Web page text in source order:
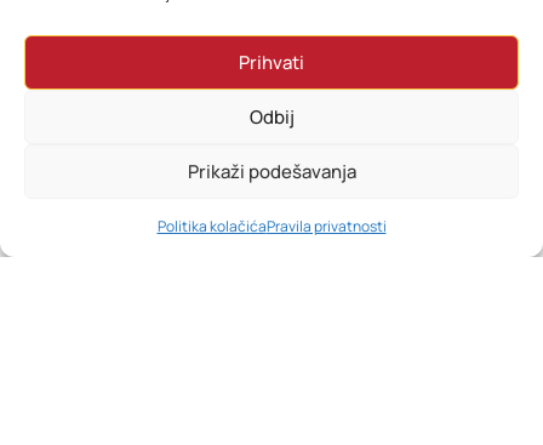
Prihvati
Odbij
Prikaži podešavanja
Politika kolačićaPravila privatnosti
PRETRAŽI KORPA MOJ RAČUN